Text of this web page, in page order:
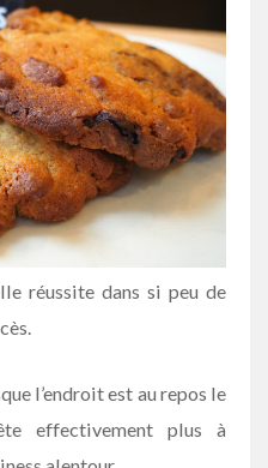
réussite dans si peu de
l’endroit est au repos le
effectivement plus à